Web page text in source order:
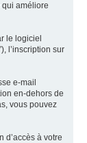
qui améliore
le logiciel
l’inscription sur
e-mail
en-dehors de
vous pouvez
d’accès à votre